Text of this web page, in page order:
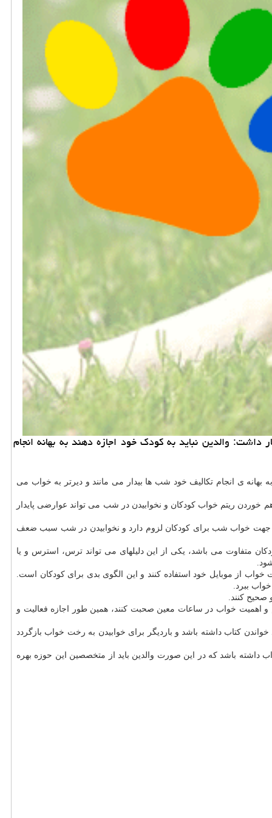
والدین نباید به كودك خود اجازه دهند به بهانه انجام
ی انجام تکالیف خود شب ها بیدار می مانند و دیرتر به خواب می
خوردن ریتم خواب کودکان و نخوابیدن در شب می تواند عوارضی پایدار
خواب شب برای کودکان لزوم دارد و نخوابیدن در شب سبب ضعف
اضافه کرد: دلیلهای بی خوابی در کودکان متفاوت می باشد، یکی از این دلیلهای می تواند ترس، استرس و یا
خواب از موبایل خود استفاده کنند و این الگوی بدی برای کودکان است.
ببرد.
کنند.
و اهمیت خواب در ساعات معین صحبت کنند، همین طور اجازه فعالیت و
کتاب داشته باشد و باردیگر برای خوابیدن به رخت خواب بازگردد
باشد که در این صورت والدین باید از متخصصین این حوزه بهره